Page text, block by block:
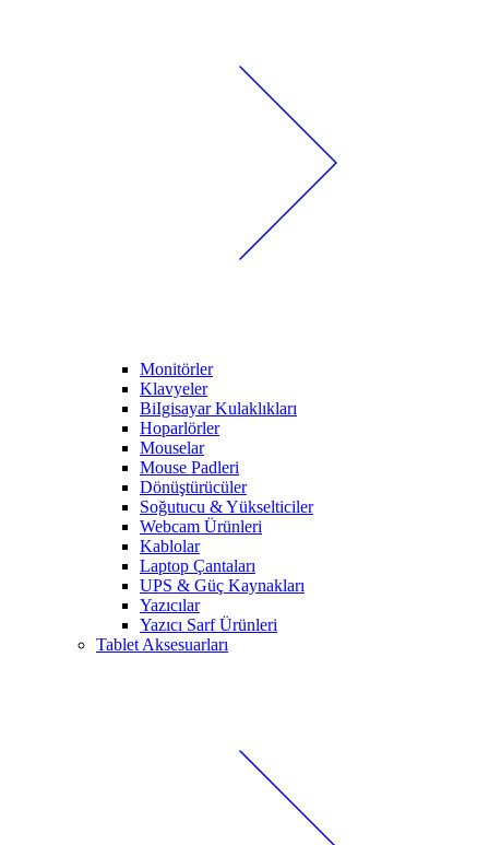
Monitörler
Klavyeler
BiIgisayar Kulaklıkları
Hoparlörler
Mouselar
Mouse Padleri
Dönüştürücüler
Soğutucu & Yükselticiler
Webcam Ürünleri
Kablolar
Laptop Çantaları
UPS & Güç Kaynakları
Yazıcılar
Yazıcı Sarf Ürünleri
Tablet Aksesuarları